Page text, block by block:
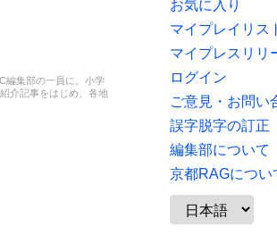
編集部の一員に。小学
介記事をはじめ、各地
お気に入り
マイプレイリス
マイプレスリリ
ログイン
ご意見・お問い
誤字脱字の訂正
編集部について
京都RAGについ